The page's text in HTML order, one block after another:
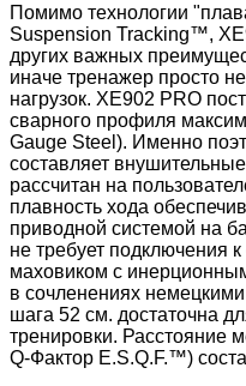
Помимо технологии
Suspension Tracking™,
других важных
иначе тренажер просто
нагрузок. XE902 PRO
сварного профиля
Gauge Steel). Именно
составляет
рассчитан на
плавность хода
приводной системой на
не требует подключения
маховиком с
в сочленениях
шага 52 см. достаточна
тренировки. Расстояние
Q-Фактор E.S.Q.F.™)